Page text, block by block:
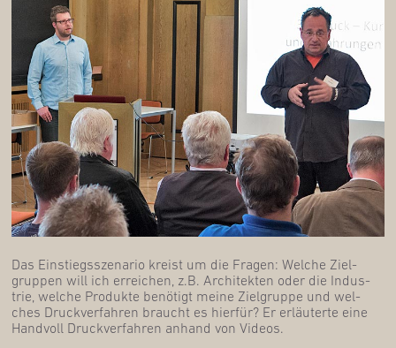
Das Ein­stiegs­sze­na­rio kreist um die Fra­gen: Wel­che Ziel­
grup­pen will ich errei­chen, z.B. Archi­tek­ten oder die Indus­
trie, wel­che Pro­duk­te benö­tigt mei­ne Ziel­grup­pe und wel­
ches Druck­ver­fah­ren braucht es hier­für? Er erläu­ter­te eine
Hand­voll Druck­ver­fah­ren anhand von Videos.